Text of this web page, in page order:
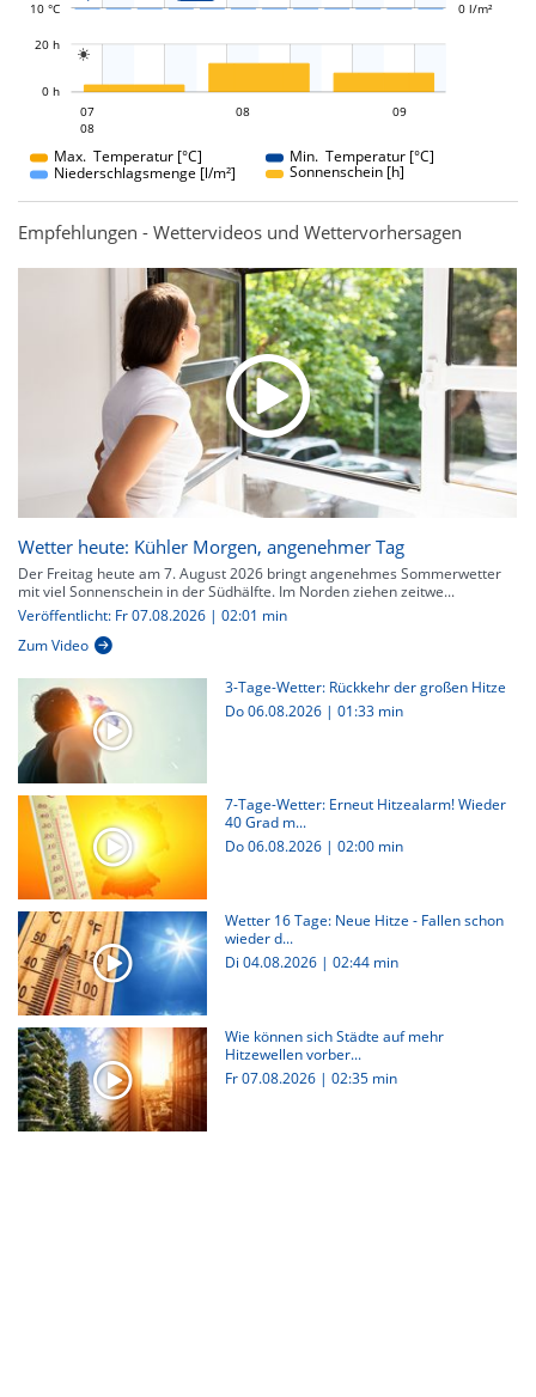
10 °C 0 l/m²

0 h
20 h
07
08
08 09
Max. Temperatur [°C]
Min. Temperatur [°C]
Niederschlagsmenge [l/m²]
Sonnenschein [h]
Empfehlungen - Wettervideos und Wettervorhersagen
Wetter heute: Kühler Morgen, angenehmer Tag
Der Freitag heute am 7. August 2026 bringt angenehmes Sommerwetter
mit viel Sonnenschein in der Südhälfte. Im Norden ziehen zeitwe...
Veröffentlicht: Fr 07.08.2026 | 02:01 min
Zum Video
3-Tage-Wetter: Rückkehr der großen Hitze
Do 06.08.2026 | 01:33 min
7-Tage-Wetter: Erneut Hitzealarm! Wieder
40 Grad m...
Do 06.08.2026 | 02:00 min
Wetter 16 Tage: Neue Hitze - Fallen schon
wieder d...
Di 04.08.2026 | 02:44 min
Wie können sich Städte auf mehr
Hitzewellen vorber...
Fr 07.08.2026 | 02:35 min